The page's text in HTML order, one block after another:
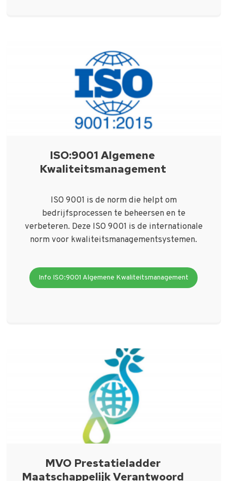
ISO:9001 Algemene
Kwaliteitsmanagement
ISO 9001 is de norm die helpt om
bedrijfsprocessen te beheersen en te
verbeteren. Deze ISO 9001 is de internationale
norm voor kwaliteitsmanagementsystemen.
Info ISO:9001 Algemene Kwaliteitsmanagement
MVO Prestatieladder
Maatschappelijk Verantwoord